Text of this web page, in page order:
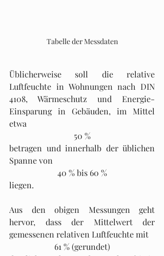
Tabelle der Messdaten
Üblicherweise soll die relative
Luftfeuchte in Wohnungen nach DIN
4108, Wärmeschutz und Energie-
Einsparung in Gebäuden, im Mittel
etwa
50 %
betragen und innerhalb der üblichen
Spanne von
40 % bis 60 %
liegen.
Aus den obigen Messungen geht
hervor, dass der Mittelwert der
gemessenen relativen Luftfeuchte mit
61 % (gerundet)